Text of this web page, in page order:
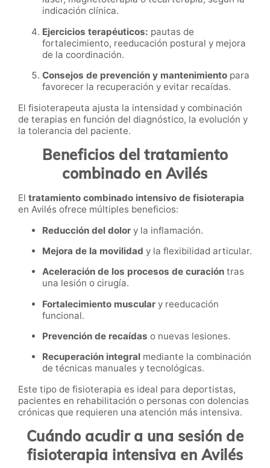
indicación clínica.
Ejercicios terapéuticos: pautas de
fortalecimiento, reeducación postural y mejora
de la coordinación.
Consejos de prevención y mantenimiento para
favorecer la recuperación y evitar recaídas.
El fisioterapeuta ajusta la intensidad y combinación
de terapias en función del diagnóstico, la evolución y
la tolerancia del paciente.
Beneficios del tratamiento
combinado en Avilés
El tratamiento combinado intensivo de fisioterapia
en Avilés ofrece múltiples beneficios:
Reducción del dolor y la inflamación.
Mejora de la movilidad y la flexibilidad articular.
Aceleración de los procesos de curación tras
una lesión o cirugía.
Fortalecimiento muscular y reeducación
funcional.
Prevención de recaídas o nuevas lesiones.
Recuperación integral mediante la combinación
de técnicas manuales y tecnológicas.
Este tipo de fisioterapia es ideal para deportistas,
pacientes en rehabilitación o personas con dolencias
crónicas que requieren una atención más intensiva.
Cuándo acudir a una sesión de
fisioterapia intensiva en Avilés